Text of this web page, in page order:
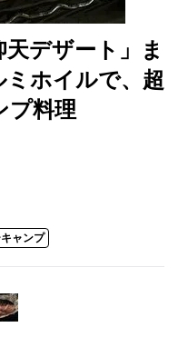
天デザート」ま
ホイルで、超
プ料理
ャンプ